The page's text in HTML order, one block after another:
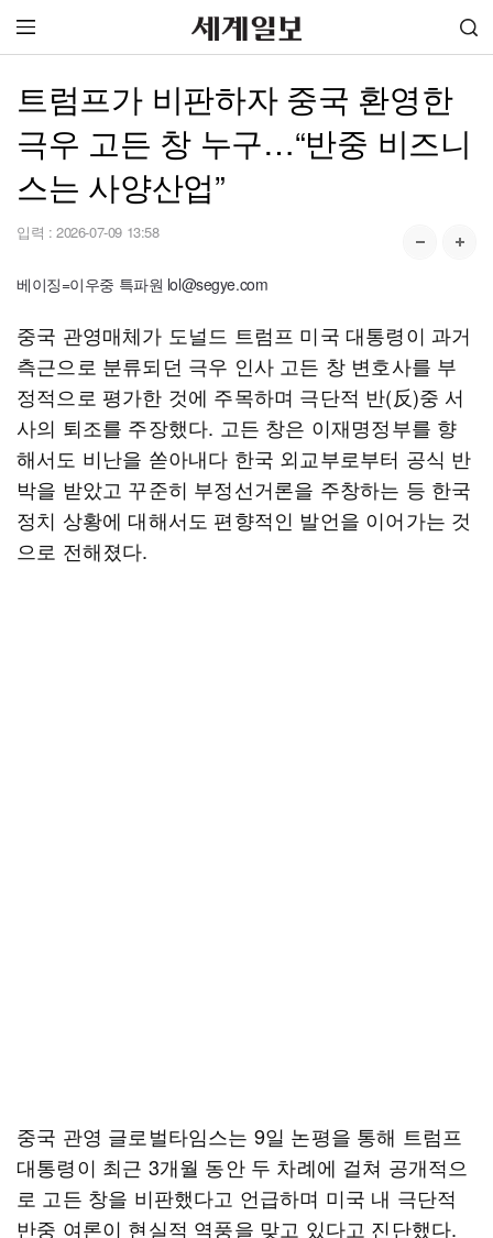
트럼프가 비판하자 중국 환영한
극우 고든 창 누구…“반중 비즈니
스는 사양산업”
입력 : 2026-07-09 13:58
베이징=이우중 특파원 lol@segye.com
중국 관영매체가 도널드 트럼프 미국 대통령이 과거
측근으로 분류되던 극우 인사 고든 창 변호사를 부
정적으로 평가한 것에 주목하며 극단적 반(反)중 서
사의 퇴조를 주장했다. 고든 창은 이재명정부를 향
해서도 비난을 쏟아내다 한국 외교부로부터 공식 반
박을 받았고 꾸준히 부정선거론을 주창하는 등 한국
정치 상황에 대해서도 편향적인 발언을 이어가는 것
으로 전해졌다.
중국 관영 글로벌타임스는 9일 논평을 통해 트럼프
대통령이 최근 3개월 동안 두 차례에 걸쳐 공개적으
로 고든 창을 비판했다고 언급하며 미국 내 극단적
반중 여론이 현실적 역풍을 맞고 있다고 진단했다.